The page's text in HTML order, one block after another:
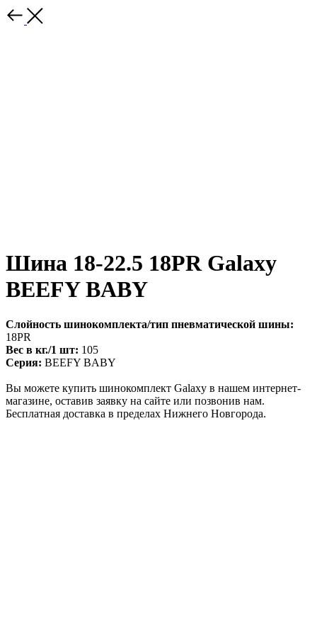
Шина 18-22.5 18PR Galaxy
BEEFY BABY
Слойность шинокомплекта/тип пневматической шины:
18PR
Вес в кг./1 шт: 105
Серия: BEEFY BABY
Вы можете купить шинокомплект Galaxy в нашем интернет-
магазине, оставив заявку на сайте или позвонив нам.
Бесплатная доставка в пределах Нижнего Новгорода.